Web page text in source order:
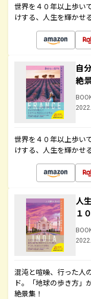
世界を４０年以上歩い
けする、人生を輝かせ
自
絶
世界を４０年以上歩い
けする、人生を輝かせ
人
１
混沌と喧噪、行った人
ド。「地球の歩き方」
絶景集！